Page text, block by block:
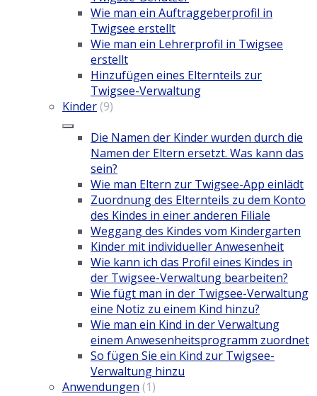
Wie man ein Auftraggeberprofil in
Twigsee erstellt
Wie man ein Lehrerprofil in Twigsee
erstellt
Hinzufügen eines Elternteils zur
Twigsee-Verwaltung
Kinder (9)
Die Namen der Kinder wurden durch die
Namen der Eltern ersetzt. Was kann das
sein?
Wie man Eltern zur Twigsee-App einlädt
Zuordnung des Elternteils zu dem Konto
des Kindes in einer anderen Filiale
Weggang des Kindes vom Kindergarten
Kinder mit individueller Anwesenheit
Wie kann ich das Profil eines Kindes in
der Twigsee-Verwaltung bearbeiten?
Wie fügt man in der Twigsee-Verwaltung
eine Notiz zu einem Kind hinzu?
Wie man ein Kind in der Verwaltung
einem Anwesenheitsprogramm zuordnet
So fügen Sie ein Kind zur Twigsee-
Verwaltung hinzu
Anwendungen (1)